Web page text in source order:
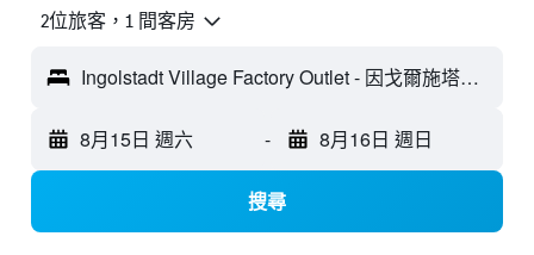
2位旅客，1 間客房
Ingolstadt Village Factory Outlet - 因戈爾施塔特, 德國
8月15日 週六 - 8月16日 週日
搜尋